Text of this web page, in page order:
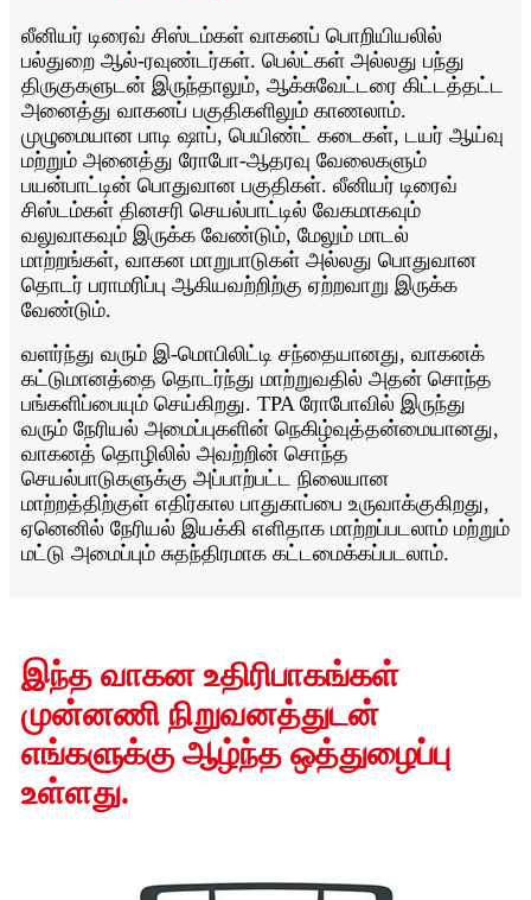
லீனியர் டிரைவ் சிஸ்டம்கள் வாகனப் பொறியியலில்
பல்துறை ஆல்-ரவுண்டர்கள். பெல்ட்கள் அல்லது பந்து
திருகுகளுடன் இருந்தாலும், ஆக்சுவேட்டரை கிட்டத்தட்ட
அனைத்து வாகனப் பகுதிகளிலும் காணலாம்.
முழுமையான பாடி ஷாப், பெயிண்ட் கடைகள், டயர் ஆய்வு
மற்றும் அனைத்து ரோபோ-ஆதரவு வேலைகளும்
பயன்பாட்டின் பொதுவான பகுதிகள். லீனியர் டிரைவ்
சிஸ்டம்கள் தினசரி செயல்பாட்டில் வேகமாகவும்
வலுவாகவும் இருக்க வேண்டும், மேலும் மாடல்
மாற்றங்கள், வாகன மாறுபாடுகள் அல்லது பொதுவான
தொடர் பராமரிப்பு ஆகியவற்றிற்கு ஏற்றவாறு இருக்க
வேண்டும்.
வளர்ந்து வரும் இ-மொபிலிட்டி சந்தையானது, வாகனக்
கட்டுமானத்தை தொடர்ந்து மாற்றுவதில் அதன் சொந்த
பங்களிப்பையும் செய்கிறது. TPA ரோபோவில் இருந்து
வரும் நேரியல் அமைப்புகளின் நெகிழ்வுத்தன்மையானது,
வாகனத் தொழிலில் அவற்றின் சொந்த
செயல்பாடுகளுக்கு அப்பாற்பட்ட நிலையான
மாற்றத்திற்குள் எதிர்கால பாதுகாப்பை உருவாக்குகிறது,
ஏனெனில் நேரியல் இயக்கி எளிதாக மாற்றப்படலாம் மற்றும்
மட்டு அமைப்பும் சுதந்திரமாக கட்டமைக்கப்படலாம்.
இந்த வாகன உதிரிபாகங்கள்
முன்னணி நிறுவனத்துடன்
எங்களுக்கு ஆழ்ந்த ஒத்துழைப்பு
உள்ளது.